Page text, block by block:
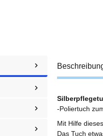
-Poliertuch
Mit Hilfe
Das Tuch